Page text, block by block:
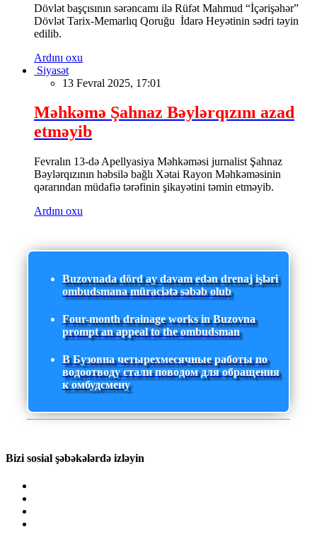
Dövlət başçısının sərəncamı ilə Rüfət Mahmud “İçərişəhər”
Dövlət Tarix-Memarlıq Qoruğu İdarə Heyətinin sədri təyin
edilib.
Ardını oxu
Siyasət
13 Fevral 2025, 17:01
Məhkəmə Şahnaz Bəylərqızını azad
etməyib
Fevralın 13-də Apellyasiya Məhkəməsi jurnalist Şahnaz
Bəylərqızının həbsilə bağlı Xətai Rayon Məhkəməsinin
qərarından müdafiə tərəfinin şikayətini təmin etməyib.
Ardını oxu
Buzovnada dörd ay davam edən drenaj işləri
ombudsmana müraciətə səbəb olub
Four-month drainage works in Buzovna
prompt an appeal to the ombudsman
В Бузовна четырехмесячные работы по
водоотводу стали поводом для обращения
к омбудсмену
Bizi sosial şəbəkələrdə izləyin